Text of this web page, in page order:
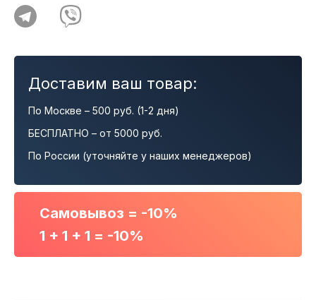
Доставим ваш товар:
По Москве – 500 руб. (1-2 дня)
БЕСПЛАТНО – от 5000 руб.
По России (уточняйте у наших менеджеров)
Самовывоз = -10%
1 + 1 + 1 = -10%